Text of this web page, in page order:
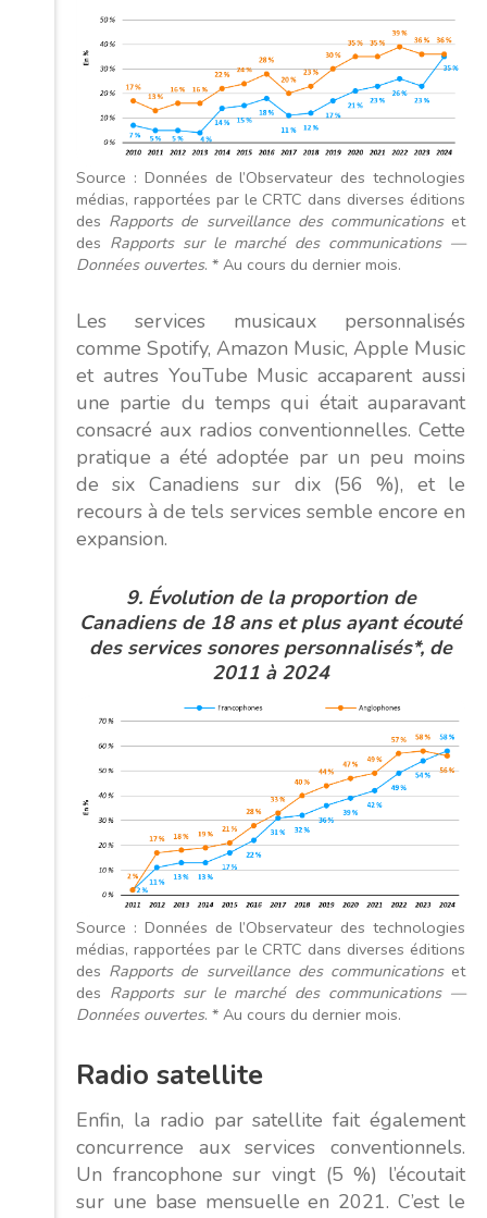
Source : Données de l’Observateur des technologies
médias, rapportées par le CRTC dans diverses éditions
des Rapports de surveillance des communicationset
des Rapports sur le marché des communications —
Données ouvertes. * Au cours du dernier mois.
Les services musicaux personnalisés
comme Spotify, Amazon Music, Apple Music
et autres YouTube Music accaparent aussi
une partie du temps qui était auparavant
consacré aux radios conventionnelles. Cette
pratique a été adoptée par un peu moins
de six Canadiens sur dix (56 %), et le
recours à de tels services semble encore en
expansion.
9. Évolution de la proportion de
Canadiens de 18 ans et plus ayant écouté
des services sonores personnalisés*, de
2011 à 2024
Source : Données de l’Observateur des technologies
médias, rapportées par le CRTC dans diverses éditions
des Rapports de surveillance des communicationset
des Rapports sur le marché des communications —
Données ouvertes. * Au cours du dernier mois.
Radio satellite
Enfin, la radio par satellite fait également
concurrence aux services conventionnels.
Un francophone sur vingt (5 %) l’écoutait
sur une base mensuelle en 2021. C’est le